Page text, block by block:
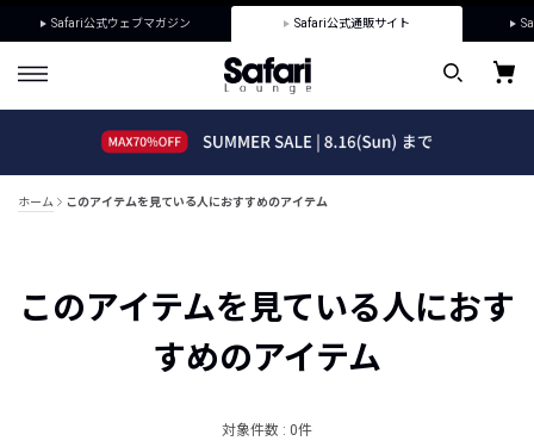
Safari公式ウェブマガジン Safari公式通販サイト
ホーム このアイテムを見ている人におすすめのアイテム
このアイテムを見ている人におす
すめのアイテム
対象件数 : 0件